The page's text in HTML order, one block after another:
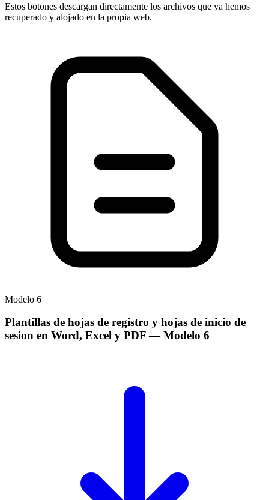
Estos botones descargan directamente los archivos que ya hemos
recuperado y alojado en la propia web.
Modelo 6
Plantillas de hojas de registro y hojas de inicio de
sesion en Word, Excel y PDF— Modelo 6